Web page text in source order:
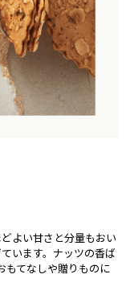
よい甘さと分量もおい
います。ナッツの香ば
もてなしや贈りものに